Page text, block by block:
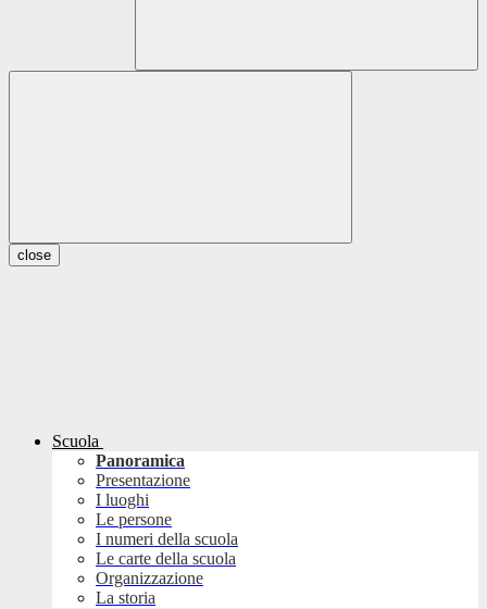
close
Scuola
Panoramica
Presentazione
I luoghi
Le persone
I numeri della scuola
Le carte della scuola
Organizzazione
La storia